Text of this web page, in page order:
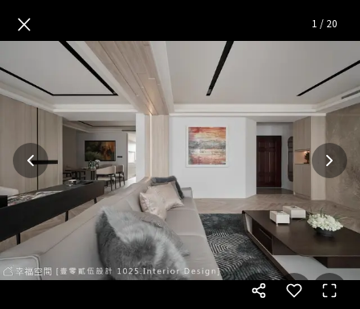
慢活時光│現代美式北歐混搭
× 1 / 20